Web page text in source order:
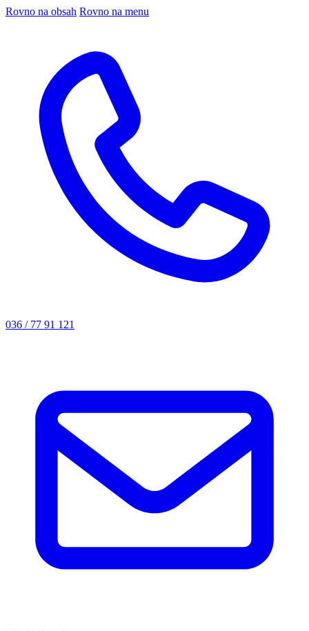
Rovno na obsah Rovno na menu
036 / 77 91 121